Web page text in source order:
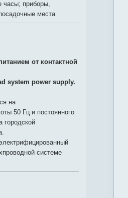
часы; приборы,
места
от контактной
system power supply.
на
50 Гц и постоянного
городской
системе